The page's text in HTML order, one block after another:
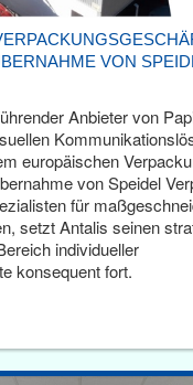
VON
Anbieter von
europäischen
von Speidel
für
setzt Antalis seinen
individueller
konsequent fort.